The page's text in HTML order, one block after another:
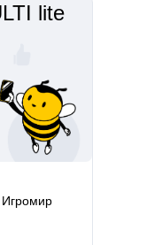
lite
Игромир